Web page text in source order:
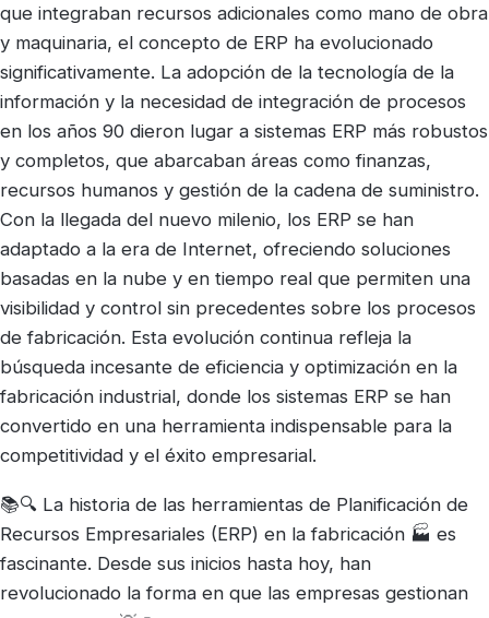
que integraban recursos adicionales como mano de obra
y maquinaria, el concepto de ERP ha evolucionado
significativamente. La adopción de la tecnología de la
información y la necesidad de integración de procesos
en los años 90 dieron lugar a sistemas ERP más robustos
y completos, que abarcaban áreas como finanzas,
recursos humanos y gestión de la cadena de suministro.
Con la llegada del nuevo milenio, los ERP se han
adaptado a la era de Internet, ofreciendo soluciones
basadas en la nube y en tiempo real que permiten una
visibilidad y control sin precedentes sobre los procesos
de fabricación. Esta evolución continua refleja la
búsqueda incesante de eficiencia y optimización en la
fabricación industrial, donde los sistemas ERP se han
convertido en una herramienta indispensable para la
competitividad y el éxito empresarial.
📚🔍 La historia de las herramientas de Planificación de
Recursos Empresariales (ERP) en la fabricación 🏭 es
fascinante. Desde sus inicios hasta hoy, han
revolucionado la forma en que las empresas gestionan